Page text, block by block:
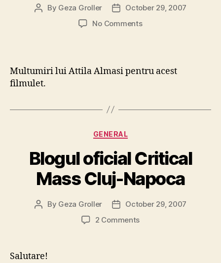
Post
By Geza Groller
PostOctober 29, 2007
No Commentson
–
Multumiri lui Attila Almasi pentru acest
filmulet.
Categories
GENERAL
Blogul oficial Critical
Mass Cluj-Napoca
Post
By Geza Groller
PostOctober 29, 2007
2 Commentson
Salutare!